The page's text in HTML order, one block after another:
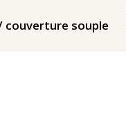
couverture souple